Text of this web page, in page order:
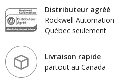
Distributeur agréé
Rockwell Automation
Québec seulement
Livraison rapide
partout au Canada